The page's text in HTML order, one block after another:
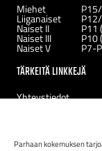
Parhaan kokemuksen
Miehet
Liiganaiset
Naiset II
Naiset III
Naiset V
P11
P10
P7-
TÄRKEITÄ LINKKEJÄ
Yhteystiedot